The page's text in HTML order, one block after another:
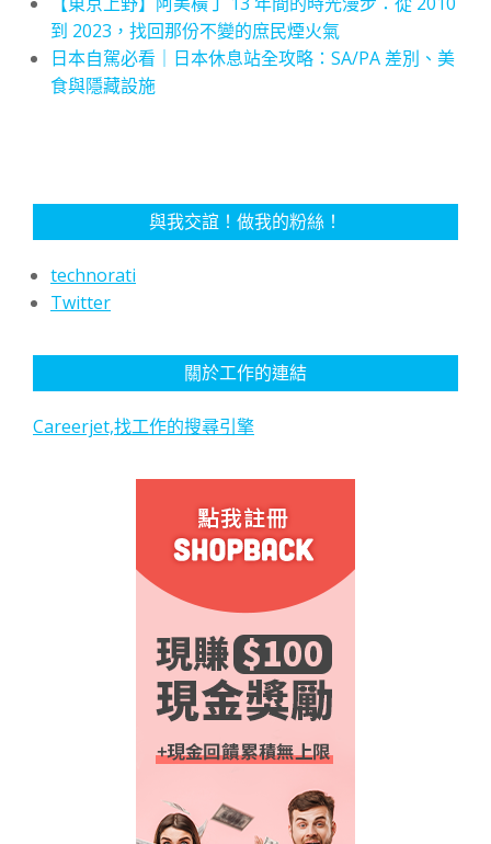
到 2023，找回那份不變的庶民煙火氣
日本自駕必看｜日本休息站全攻略：SA/PA 差別、美
食與隱藏設施
與我交誼！做我的粉絲！
technorati
Twitter
關於工作的連結
Careerjet,找工作的搜尋引擎